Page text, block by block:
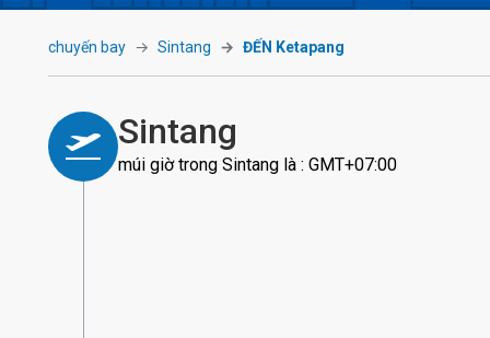
chuyến bay Sintang ĐẾN Ketapang
Sintang
múi giờ trong Sintang là : GMT+07:00